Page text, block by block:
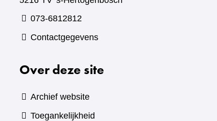
073-6812812
Contactgegevens
Over deze site
Archief website
Toegankelijkheid